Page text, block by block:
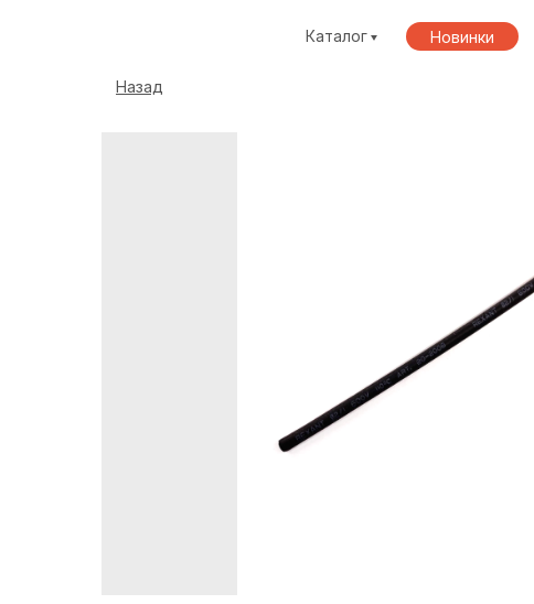
Каталог
Назад
Новинки